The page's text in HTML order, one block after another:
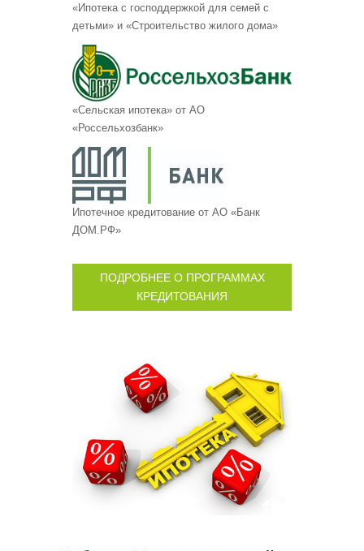
«Ипотека с господдержкой для семей с
детьми» и «Строительство жилого дома»
«Сельская ипотека» от АО
«Россельхозбанк»
Ипотечное кредитование от АО «Банк
ДОМ.РФ»
ПОДРОБНЕЕ О ПРОГРАММАХ
КРЕДИТОВАНИЯ